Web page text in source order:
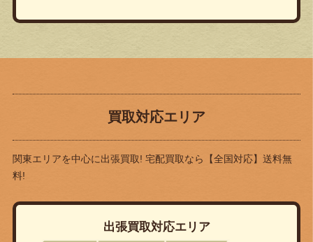
買取対応エリア
関東エリアを中心に出張買取! 宅配買取なら
【全国対応】送料無
料!
出張買取対応エリア